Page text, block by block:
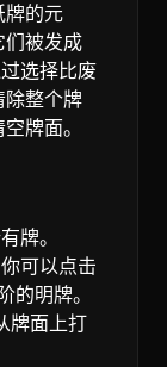
牌的元
们被发成
选择比废
除整个牌
牌面。
牌。
可以点击
的明牌。
牌面上打